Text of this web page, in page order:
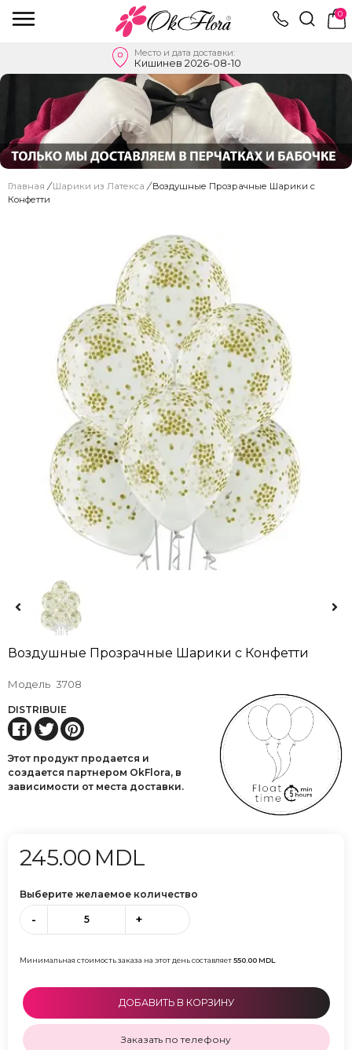
0
Место и дата доставки:
Кишинев 2026-08-10
Главная / Шарики из Латекса / Воздушные Прозрачные Шарики с
Конфетти
Воздушные Прозрачные Шарики с Конфетти
Модель 3708
DISTRIBUIE
Этот продукт продается и
создается партнером OkFlora, в
зависимости от места доставки.
245.00 MDL
Выберите желаемое количество
- +
Минимальная стоимость заказа на этот день составляет550.00MDL
ДОБАВИТЬ В КОРЗИНУ
Заказать по телефону